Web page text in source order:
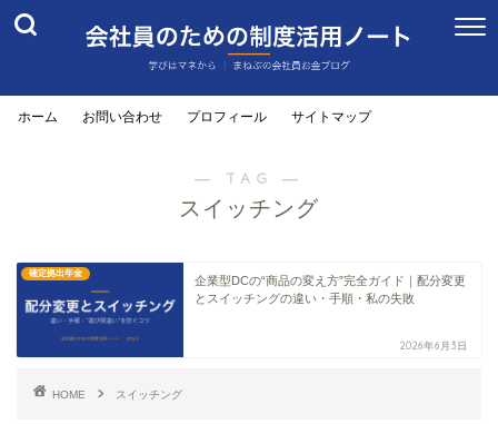
ホーム お問い合わせ プロフィール サイトマップ
― TAG ―
スイッチング
確定拠出年金
企業型DCの“商品の変え方”完全ガイド｜配分変更
とスイッチングの違い・手順・私の失敗
2026年6月3日
HOME スイッチング